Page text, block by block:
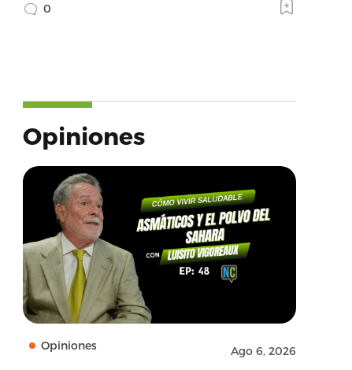
0
Opiniones
Opiniones Ago 6, 2026